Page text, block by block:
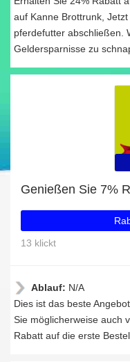
auf Kanne Brottrunk,
pferdefutter abschließen.
Geldersparnisse zu
13 klickt
Ablauf: N/A
Dies ist das beste
Sie möglicherweise auch
Rabatt auf die erste